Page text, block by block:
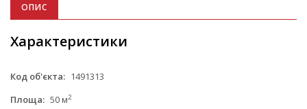
ОПИС
Характеристики
Код об'єкта: 1491313
Площа: 50 м2